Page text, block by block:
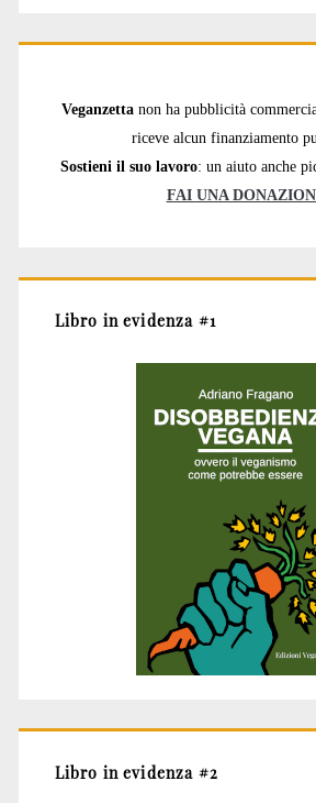
Veganzetta non ha pubblicità
riceve alcun finanziamento
Sostieni il suo lavoro: un aiuto anche
FAI UNA
Libro in evidenza #1
Libro in evidenza #2